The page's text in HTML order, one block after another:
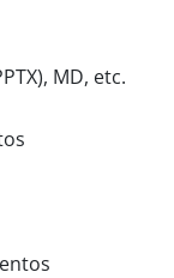
MD, etc.